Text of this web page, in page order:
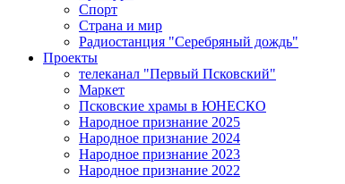
Спорт
Страна и мир
Радиостанция "Серебряный дождь"
Проекты
телеканал "Первый Псковский"
Маркет
Псковские храмы в ЮНЕСКО
Народное признание 2025
Народное признание 2024
Народное признание 2023
Народное признание 2022